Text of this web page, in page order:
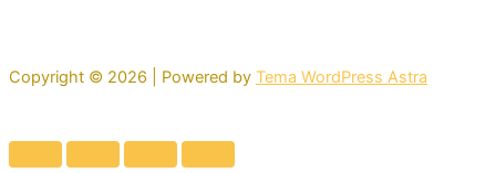
Copyright © 2026 | Powered by Tema WordPress Astra